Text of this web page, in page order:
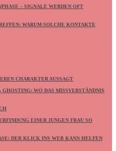
– SIGNALE WERDEN OFT
WARUM SOLCHE KONTAKTE
CHARAKTER AUSSAGT
WO DAS MISSVERSTÄNDNIS L
EINER JUNGEN FRAU SO
DER KLICK INS WEB KANN HELFEN